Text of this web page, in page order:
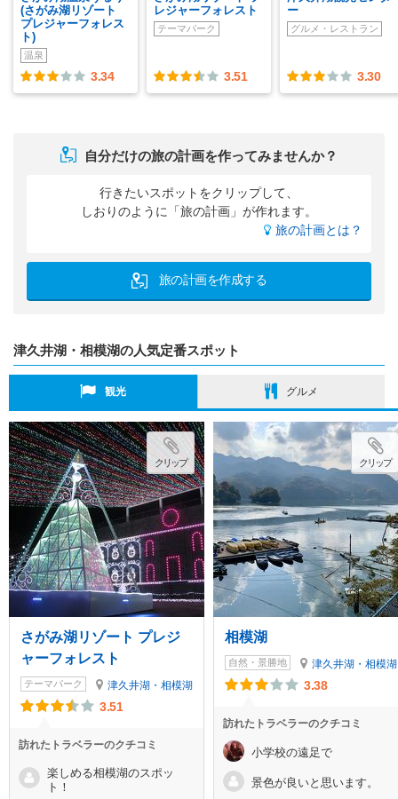
(さがみ湖リゾート
プレジャーフォレス
ト)
温泉
3.34
レジャーフォレスト
テーマパーク
3.51
ー
グルメ・レストラン
3.30
自分だけの旅の計画を作ってみませんか？
行きたいスポットをクリップして、
しおりのように「旅の計画」が作れます。
旅の計画とは？
旅の計画を作成する
津久井湖・相模湖の人気定番スポット
観光 グルメ
クリップ
さがみ湖リゾート プレジ
ャーフォレスト
テーマパーク 津久井湖・相模湖
3.51
訪れたトラベラーのクチコミ
楽しめる相模湖のスポッ
ト！
クリップ
相模湖
自然・景勝地 津久井湖・相模湖
3.38
訪れたトラベラーのクチコミ
小学校の遠足で
景色が良いと思います。